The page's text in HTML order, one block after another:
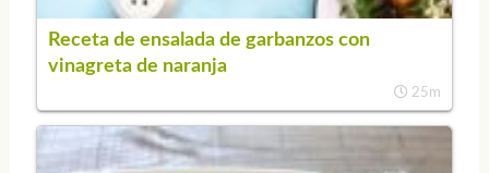
Receta de ensalada de garbanzos con
vinagreta de naranja
25m